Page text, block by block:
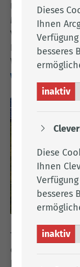
Verbreitung
Produkte.
Weitere
www.mehrweg-
Tipps zur
den damit
KEAN mit dem
Dieses
Ihnen
besseres
inaktiv
Diese
Ihnen
besseres
inaktiv